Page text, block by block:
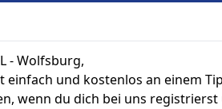
- Wolfsburg,
einfach und kostenlos an einem
wenn du dich bei uns